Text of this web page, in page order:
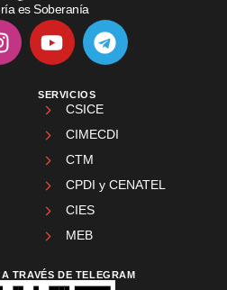
es Soberanía
SERVICIOS
CSICE
CIMECDI
CTM
CPDI y CENATEL
CIES
MEB
TRAVÉS DE TELEGRAM